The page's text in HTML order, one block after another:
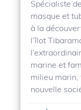
Spécialiste
masque et
à la
l’îlot
marine et
milieu marin,
nouvelle